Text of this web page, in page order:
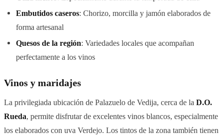
Embutidos caseros: Chorizo, morcilla y jamón elaborados de
forma artesanal
Quesos de la región: Variedades locales que acompañan
perfectamente a los vinos
Vinos y maridajes
La privilegiada ubicación de Palazuelo de Vedija, cerca de la D.O.
Rueda, permite disfrutar de excelentes vinos blancos, especialmente
los elaborados con uva Verdejo. Los tintos de la zona también tienen